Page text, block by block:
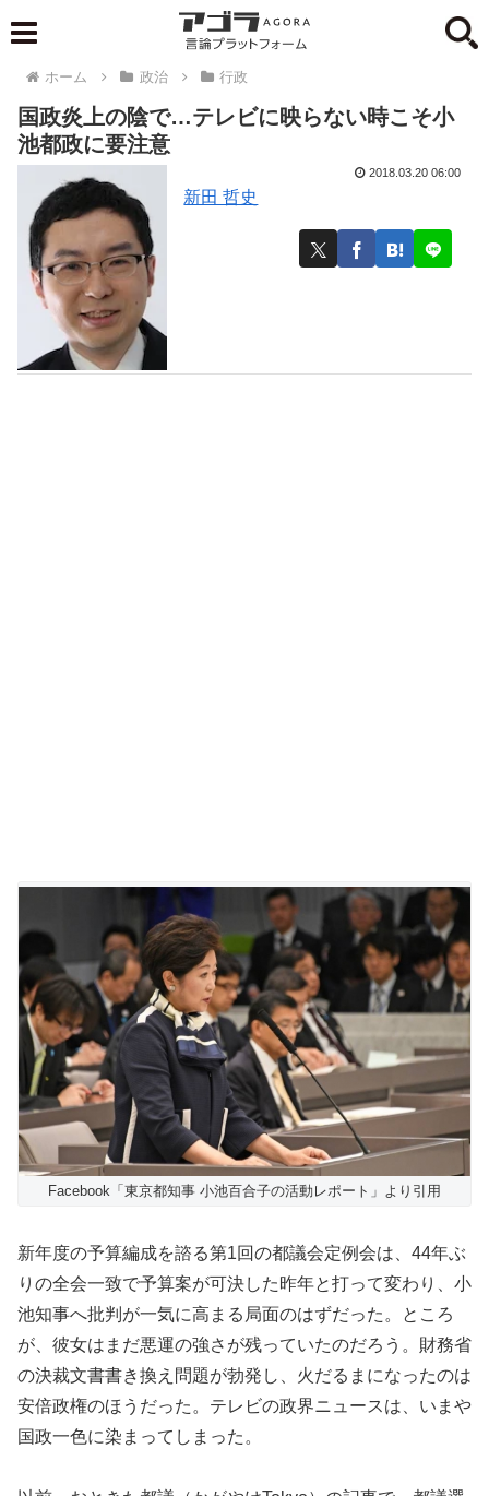
ホーム 政治 行政
国政炎上の陰で…テレビに映らない時こそ小
池都政に要注意
新田 哲史
2018.03.20 06:00
Facebook「東京都知事 小池百合子の活動レポート」より引用
新年度の予算編成を諮る第1回の都議会定例会は、44年ぶ
りの全会一致で予算案が可決した昨年と打って変わり、小
池知事へ批判が一気に高まる局面のはずだった。ところ
が、彼女はまだ悪運の強さが残っていたのだろう。財務省
の決裁文書書き換え問題が勃発し、火だるまになったのは
安倍政権のほうだった。テレビの政界ニュースは、いまや
国政一色に染まってしまった。